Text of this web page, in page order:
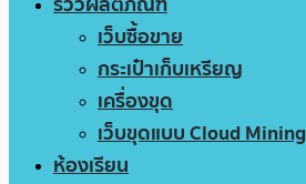
เว็บซื้อขาย
กระเป๋าเก็บเหรียญ
เครื่องขุด
เว็บขุดแบบ Cloud Mining
ห้องเรียน